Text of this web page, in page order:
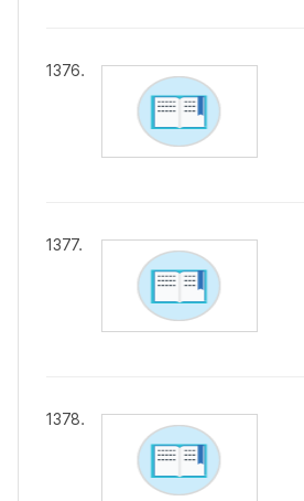
1376.
1377.
1378.